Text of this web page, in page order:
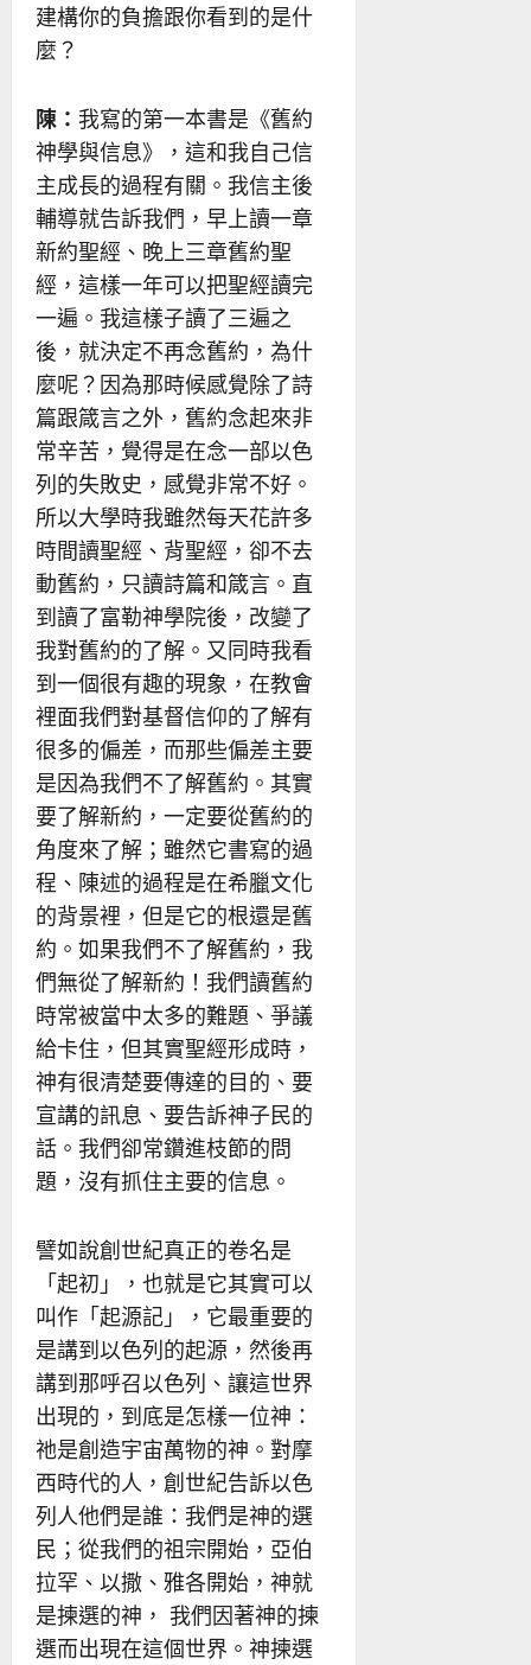
建構你的負擔跟你看到的是什
麼？
陳： 我寫的第一本書是《舊約
神學與信息》，這和我自己信
主成長的過程有關。我信主後
輔導就告訴我們，早上讀一章
新約聖經、晚上三章舊約聖
經，這樣一年可以把聖經讀完
一遍。我這樣子讀了三遍之
後，就決定不再念舊約，為什
麼呢？因為那時候感覺除了詩
篇跟箴言之外，舊約念起來非
常辛苦，覺得是在念一部以色
列的失敗史，感覺非常不好。
所以大學時我雖然每天花許多
時間讀聖經、背聖經，卻不去
動舊約，只讀詩篇和箴言。直
到讀了富勒神學院後，改變了
我對舊約的了解。又同時我看
到一個很有趣的現象，在教會
裡面我們對基督信仰的了解有
很多的偏差，而那些偏差主要
是因為我們不了解舊約。其實
要了解新約，一定要從舊約的
角度來了解；雖然它書寫的過
程、陳述的過程是在希臘文化
的背景裡，但是它的根還是舊
約。如果我們不了解舊約，我
們無從了解新約！我們讀舊約
時常被當中太多的難題、爭議
給卡住，但其實聖經形成時，
神有很清楚要傳達的目的、要
宣講的訊息、要告訴神子民的
話。我們卻常鑽進枝節的問
題，沒有抓住主要的信息。
譬如說創世紀真正的卷名是
「起初」，也就是它其實可以
叫作「起源記」，它最重要的
是講到以色列的起源，然後再
講到那呼召以色列、讓這世界
出現的，到底是怎樣一位神：
祂是創造宇宙萬物的神。對摩
西時代的人，創世紀告訴以色
列人他們是誰：我們是神的選
民；從我們的祖宗開始，亞伯
拉罕、以撒、雅各開始，神就
是揀選的神， 我們因著神的揀
選而出現在這個世界。神揀選